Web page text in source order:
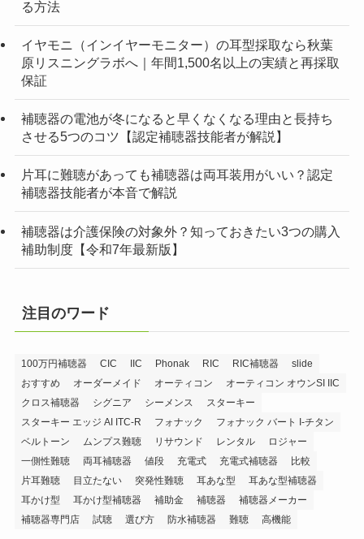
る方法
イヤモニ（インイヤーモニター）の耳型採取なら秋葉
原リスニングラボへ｜年間1,500名以上の実績と再採取
保証
補聴器の電池が冬になると早くなくなる理由と長持ち
させる5つのコツ【認定補聴器技能者が解説】
片耳に難聴があっても補聴器は両耳装用がいい？認定
補聴器技能者が本音で解説
補聴器は介護保険の対象外？知っておきたい3つの購入
補助制度【令和7年最新版】
注目のワード
100万円補聴器 CIC IIC Phonak RIC RIC補聴器
slide
おすすめ
オーダーメイド オーティコン
オーティコン オウンSI IIC
クロス補聴器
シグニア シーメンス
スターキー
スターキー エッジ AI ITC-R
フォナック
フォナック バート I-チタン
ベルトーン
ムンプス難聴 リサウンド レンタル
ロジャー
一側性難聴
両耳補聴器 値段 充電式 充電式補聴器
比較
片耳難聴
目立たない 突発性難聴 耳あな型
耳あな型補聴器
耳かけ型
耳かけ型補聴器 補助金 補聴器
補聴器メーカー
補聴器専門店
試聴 選び方 防水補聴器 難聴 高機能